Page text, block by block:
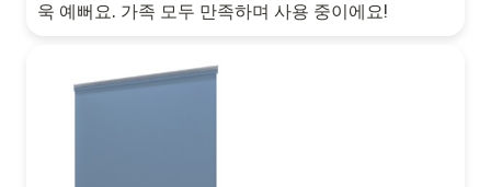
욱 예뻐요. 가족 모두 만족하며 사용 중이에요!